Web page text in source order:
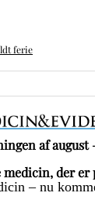
ferie
af august
medicin, der er